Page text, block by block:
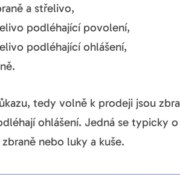
a střelivo,
podléhající povolení,
podléhající ohlášení,
tedy volně k prodeji jsou
ohlášení. Jedná se typicky
nebo luky a kuše.